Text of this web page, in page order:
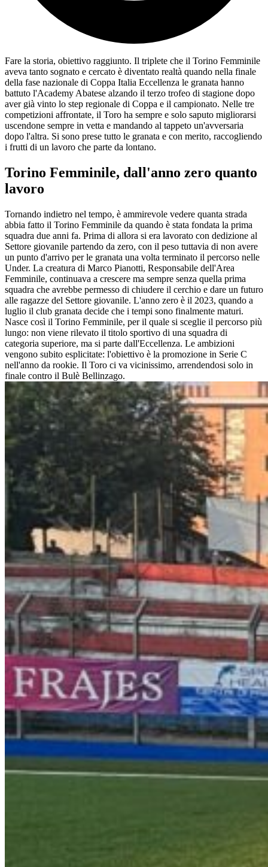
Fare la storia, obiettivo raggiunto. Il triplete che il Torino Femminile
aveva tanto sognato e cercato è diventato realtà quando nella finale
della fase nazionale di Coppa Italia Eccellenza le granata hanno
battuto l'Academy Abatese alzando il terzo trofeo di stagione dopo
aver già vinto lo step regionale di Coppa e il campionato. Nelle tre
competizioni affrontate, il Toro ha sempre e solo saputo migliorarsi
uscendone sempre in vetta e mandando al tappeto un'avversaria
dopo l'altra. Si sono prese tutto le granata e con merito, raccogliendo
i frutti di un lavoro che parte da lontano.
Torino Femminile, dall'anno zero quanto
lavoro
Tornando indietro nel tempo, è ammirevole vedere quanta strada
abbia fatto il Torino Femminile da quando è stata fondata la prima
squadra due anni fa. Prima di allora si era lavorato con dedizione al
Settore giovanile partendo da zero, con il peso tuttavia di non avere
un punto d'arrivo per le granata una volta terminato il percorso nelle
Under. La creatura di Marco Pianotti, Responsabile dell'Area
Femminile, continuava a crescere ma sempre senza quella prima
squadra che avrebbe permesso di chiudere il cerchio e dare un futuro
alle ragazze del Settore giovanile. L'anno zero è il 2023, quando a
luglio il club granata decide che i tempi sono finalmente maturi.
Nasce così il Torino Femminile, per il quale si sceglie il percorso più
lungo: non viene rilevato il titolo sportivo di una squadra di
categoria superiore, ma si parte dall'Eccellenza. Le ambizioni
vengono subito esplicitate: l'obiettivo è la promozione in Serie C
nell'anno da rookie. Il Toro ci va vicinissimo, arrendendosi solo in
finale contro il Bulè Bellinzago.